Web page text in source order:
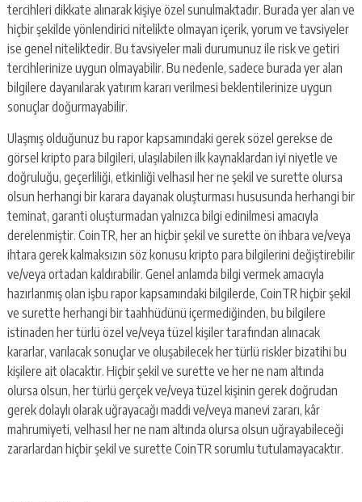
tercihleri dikkate alınarak kişiye özel sunulmaktadır. Burada yer alan ve
hiçbir şekilde yönlendirici nitelikte olmayan içerik, yorum ve tavsiyeler
ise genel niteliktedir. Bu tavsiyeler mali durumunuz ile risk ve getiri
tercihlerinize uygun olmayabilir. Bu nedenle, sadece burada yer alan
bilgilere dayanılarak yatırım kararı verilmesi beklentilerinize uygun
sonuçlar doğurmayabilir.
Ulaşmış olduğunuz bu rapor kapsamındaki gerek sözel gerekse de
görsel kripto para bilgileri, ulaşılabilen ilk kaynaklardan iyi niyetle ve
doğruluğu, geçerliliği, etkinliği velhasıl her ne şekil ve surette olursa
olsun herhangi bir karara dayanak oluşturması hususunda herhangi bir
teminat, garanti oluşturmadan yalnızca bilgi edinilmesi amacıyla
derelenmiştir. CoinTR, her an hiçbir şekil ve surette ön ihbara ve/veya
ihtara gerek kalmaksızın söz konusu kripto para bilgilerini değiştirebilir
ve/veya ortadan kaldırabilir. Genel anlamda bilgi vermek amacıyla
hazırlanmış olan işbu rapor kapsamındaki bilgilerde, CoinTR hiçbir şekil
ve surette herhangi bir taahhüdünü içermediğinden, bu bilgilere
istinaden her türlü özel ve/veya tüzel kişiler tarafından alınacak
kararlar, varılacak sonuçlar ve oluşabilecek her türlü riskler bizatihi bu
kişilere ait olacaktır. Hiçbir şekil ve surette ve her ne nam altında
olursa olsun, her türlü gerçek ve/veya tüzel kişinin gerek doğrudan
gerek dolaylı olarak uğrayacağı maddi ve/veya manevi zararı, kâr
mahrumiyeti, velhasıl her ne nam altında olursa olsun uğrayabileceği
zararlardan hiçbir şekil ve surette CoinTR sorumlu tutulamayacaktır.